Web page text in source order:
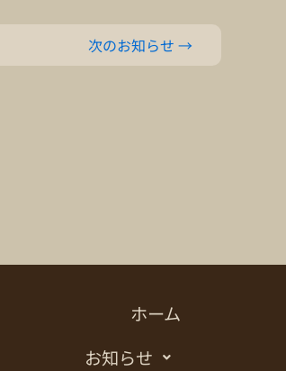
次のお知らせ →
ホーム
お知らせ